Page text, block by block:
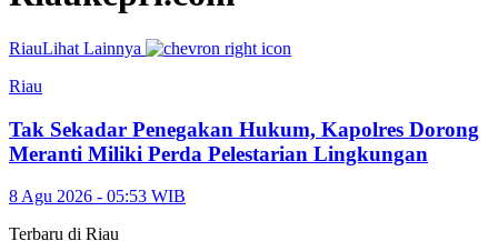
RiauLihat Lainnya
Riau
Tak Sekadar Penegakan Hukum, Kapolres Dorong
Meranti Miliki Perda Pelestarian Lingkungan
8 Agu 2026 - 05:53 WIB
Terbaru di Riau